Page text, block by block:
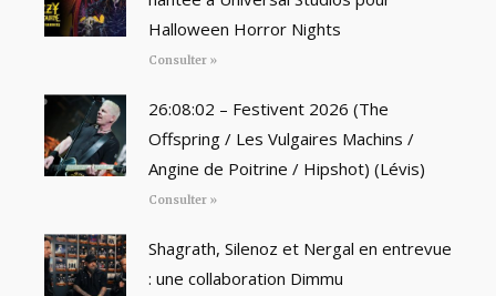
Halloween Horror Nights
Consulter »
26:08:02 – Festivent 2026 (The
Offspring / Les Vulgaires Machins /
Angine de Poitrine / Hipshot) (Lévis)
Consulter »
Shagrath, Silenoz et Nergal en entrevue
: une collaboration Dimmu